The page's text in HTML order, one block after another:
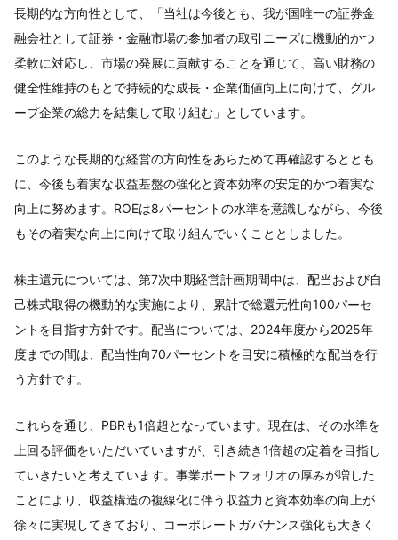
長期的な方向性として、「当社は今後とも、我が国唯一の証券金
融会社として証券・金融市場の参加者の取引ニーズに機動的かつ
柔軟に対応し、市場の発展に貢献することを通じて、高い財務の
健全性維持のもとで持続的な成長・企業価値向上に向けて、グル
ープ企業の総力を結集して取り組む」としています。
このような長期的な経営の方向性をあらためて再確認するととも
に、今後も着実な収益基盤の強化と資本効率の安定的かつ着実な
向上に努めます。ROEは8パーセントの水準を意識しながら、今後
もその着実な向上に向けて取り組んでいくこととしました。
株主還元については、第7次中期経営計画期間中は、配当および自
己株式取得の機動的な実施により、累計で総還元性向100パーセ
ントを目指す方針です。配当については、2024年度から2025年
度までの間は、配当性向70パーセントを目安に積極的な配当を行
う方針です。
これらを通じ、PBRも1倍超となっています。現在は、その水準を
上回る評価をいただいていますが、引き続き1倍超の定着を目指し
ていきたいと考えています。事業ポートフォリオの厚みが増した
ことにより、収益構造の複線化に伴う収益力と資本効率の向上が
徐々に実現してきており、コーポレートガバナンス強化も大きく